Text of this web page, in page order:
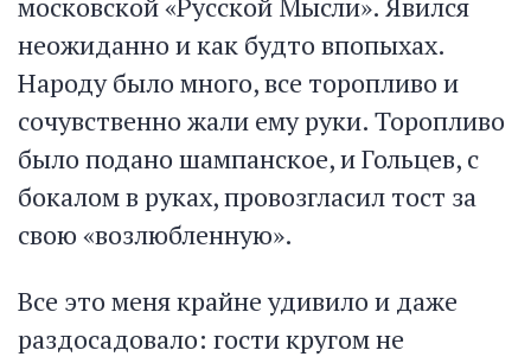
неожиданно и как будто впопыхах.
Народу было много, все торопливо и
сочувственно жали ему руки. Торопливо
было подано шампанское, и Гольцев, с
бокалом в руках, провозгласил тост за
свою «возлюбленную».
Все это меня крайне удивило и даже
раздосадовало: гости кругом не